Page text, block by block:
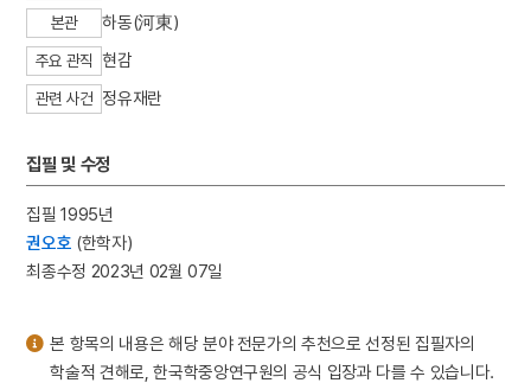
8 광복절 노래
9 김지원
10 김진옥전
본관 하동(河東)
주요 관직 현감
관련 사건 정유재란
집필 및 수정
집필 1995년
권오호 (한학자)
최종수정 2023년 02월 07일
본 항목의 내용은 해당 분야 전문가의 추천으로 선정된 집필자의
학술적 견해로, 한국학중앙연구원의 공식 입장과 다를 수 있습니다.